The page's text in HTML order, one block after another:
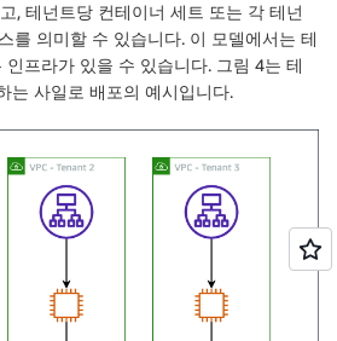
, 테넌트당 컨테이너 세트 또는 각 테넌
를 의미할 수 있습니다. 이 모델에서는 테
프라가 있을 수 있습니다. 그림 4는 테
는 사일로 배포의 예시입니다.